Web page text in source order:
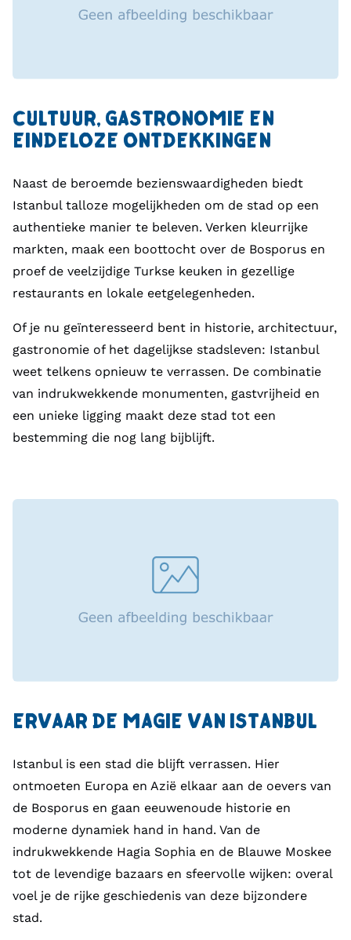
CULTUUR, GASTRONOMIE EN
EINDELOZE ONTDEKKINGEN
Naast de beroemde bezienswaardigheden biedt
Istanbul talloze mogelijkheden om de stad op een
authentieke manier te beleven. Verken kleurrijke
markten, maak een boottocht over de Bosporus en
proef de veelzijdige Turkse keuken in gezellige
restaurants en lokale eetgelegenheden.
Of je nu geïnteresseerd bent in historie, architectuur,
gastronomie of het dagelijkse stadsleven: Istanbul
weet telkens opnieuw te verrassen. De combinatie
van indrukwekkende monumenten, gastvrijheid en
een unieke ligging maakt deze stad tot een
bestemming die nog lang bijblijft.
ERVAAR DE MAGIE VAN ISTANBUL
Istanbul is een stad die blijft verrassen. Hier
ontmoeten Europa en Azië elkaar aan de oevers van
de Bosporus en gaan eeuwenoude historie en
moderne dynamiek hand in hand. Van de
indrukwekkende Hagia Sophia en de Blauwe Moskee
tot de levendige bazaars en sfeervolle wijken: overal
voel je de rijke geschiedenis van deze bijzondere
stad.